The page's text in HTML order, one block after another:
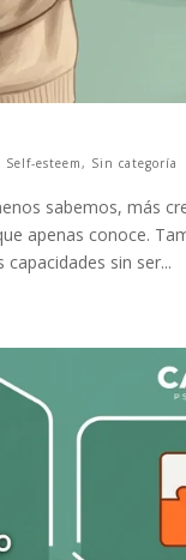
Self-esteem, Sin categoría
sabemos, más
apenas conoce.
sin ser...